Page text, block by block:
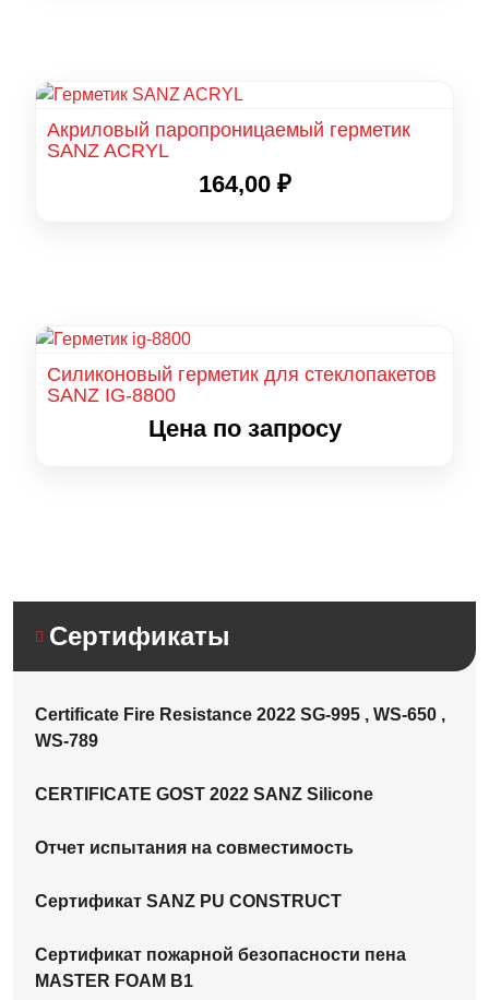
Акриловый паропроницаемый герметик
SANZ ACRYL
164,00 ₽
Силиконовый герметик для стеклопакетов
SANZ IG-8800
Цена по запросу
Сертификаты
Certificate Fire Resistance 2022 SG-995 , WS-650 ,
WS-789
CERTIFICATE GOST 2022 SANZ Silicone
Отчет испытания на совместимость
Сертификат SANZ PU CONSTRUCT
Сертификат пожарной безопасности пена
MASTER FOAM B1